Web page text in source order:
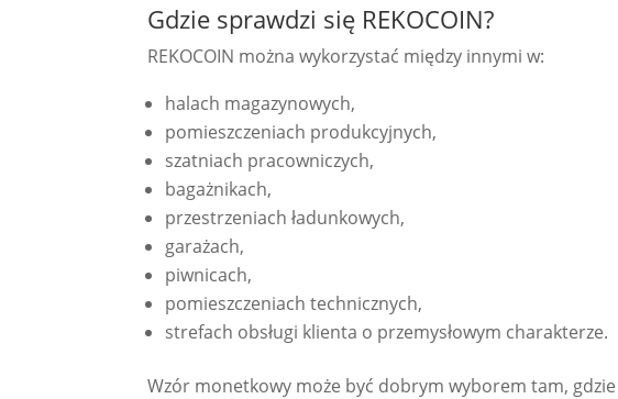
Gdzie sprawdzi się REKOCOIN?
REKOCOIN można wykorzystać między innymi w:
halach magazynowych,
pomieszczeniach produkcyjnych,
szatniach pracowniczych,
bagażnikach,
przestrzeniach ładunkowych,
garażach,
piwnicach,
pomieszczeniach technicznych,
strefach obsługi klienta o przemysłowym charakterze.
Wzór monetkowy może być dobrym wyborem tam,